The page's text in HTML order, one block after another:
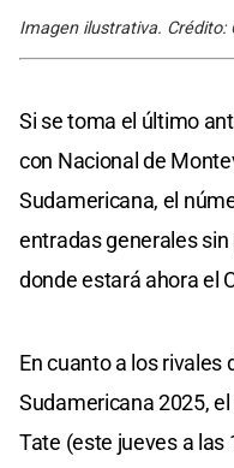
Imagen ilustrativa.
Si se toma el último
con Nacional de
Sudamericana, el
entradas generales
donde estará ahora el
En cuanto a los rivales
Sudamericana 2025,
Tate (este jueves a las